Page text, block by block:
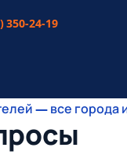
350-24-19
— все города